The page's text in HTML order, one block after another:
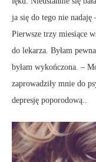
ja się do tego nie
Pierwsze trzy miesiące
do lekarza. Byłam
byłam wykończona. –
zaprowadziły mnie do
depresję poporodową..